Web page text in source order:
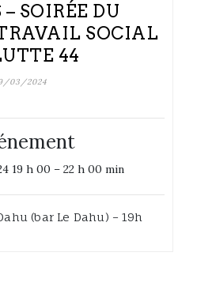
SOIRÉE DU
SOCIAL
44
03/2024
19 h 00 – 22 h 00 min
(bar Le Dahu) – 19h